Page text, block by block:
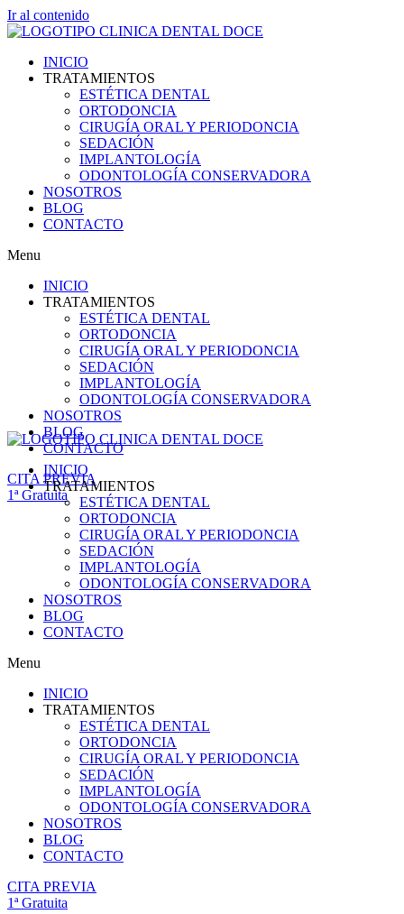
Ir al contenido
INICIO
TRATAMIENTOS
ESTÉTICA DENTAL
ORTODONCIA
CIRUGÍA ORAL Y PERIODONCIA
SEDACIÓN
IMPLANTOLOGÍA
ODONTOLOGÍA CONSERVADORA
NOSOTROS
BLOG
CONTACTO
Menu
INICIO
TRATAMIENTOS
ESTÉTICA DENTAL
ORTODONCIA
CIRUGÍA ORAL Y PERIODONCIA
SEDACIÓN
IMPLANTOLOGÍA
ODONTOLOGÍA CONSERVADORA
NOSOTROS
BLOG
CONTACTO
CITA PREVIA
1ª Gratuita
INICIO
TRATAMIENTOS
ESTÉTICA DENTAL
ORTODONCIA
CIRUGÍA ORAL Y PERIODONCIA
SEDACIÓN
IMPLANTOLOGÍA
ODONTOLOGÍA CONSERVADORA
NOSOTROS
BLOG
CONTACTO
Menu
INICIO
TRATAMIENTOS
ESTÉTICA DENTAL
ORTODONCIA
CIRUGÍA ORAL Y PERIODONCIA
SEDACIÓN
IMPLANTOLOGÍA
ODONTOLOGÍA CONSERVADORA
NOSOTROS
BLOG
CONTACTO
CITA PREVIA
1ª Gratuita